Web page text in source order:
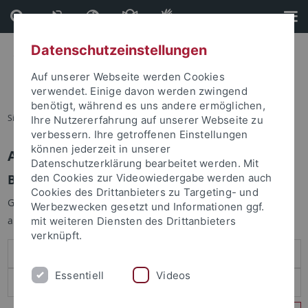
Direkt
zum
Inhalt
Direkt
zur
Fußleiste
Sie sind hier: Startseite
Anmelden
Benutzeranmeldung
Geben Sie Ihren Benutzernamen und Ihr Passwort an um sich
anzumelden:
Datenschutzeinstellungen
Auf unserer Webseite werden Cookies
verwendet. Einige davon werden zwingend
benötigt, während es uns andere ermöglichen,
Ihre Nutzererfahrung auf unserer Webseite zu
verbessern. Ihre getroffenen Einstellungen
können jederzeit in unserer
Datenschutzerklärung bearbeitet werden. Mit
den Cookies zur Videowiedergabe werden auch
Cookies des Drittanbieters zu Targeting- und
Werbezwecken gesetzt und Informationen ggf.
mit weiteren Diensten des Drittanbieters
verknüpft.
Essentiell Videos